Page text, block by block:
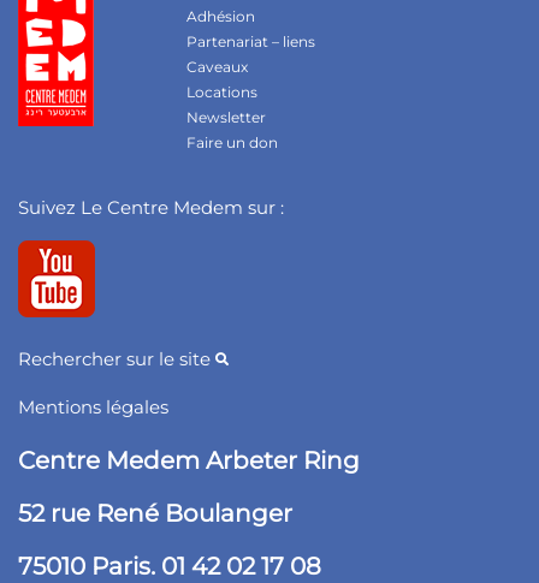
Adhésion
Partenariat – liens
Caveaux
Locations
Newsletter
Faire un don
Suivez Le Centre Medem sur :
Rechercher sur le site
Mentions légales
Centre Medem Arbeter Ring
52 rue René Boulanger
75010 Paris. 01 42 02 17 08